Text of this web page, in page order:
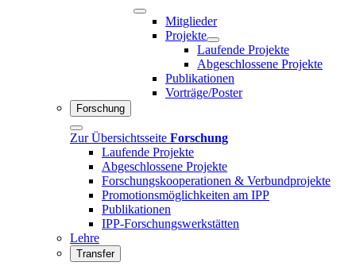
Mitglieder
Projekte
Laufende Projekte
Abgeschlossene Projekte
Publikationen
Vorträge/Poster
Forschung
Zur Übersichtsseite Forschung
Laufende Projekte
Abgeschlossene Projekte
Forschungskooperationen & Verbundprojekte
Promotionsmöglichkeiten am IPP
Publikationen
IPP-Forschungswerkstätten
Lehre
Transfer